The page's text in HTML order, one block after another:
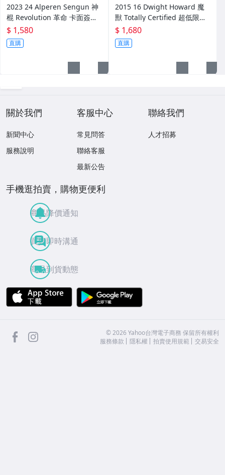
2023 24 Alperen Sengun 神
棍 Revolution 革命 卡面簽名
卡
$ 1,580
直購
2015 16 Dwight Howard 魔
獸 Totally Certified 超低限量
簽名卡 限10
$ 1,680
直購
關於我們
新聞中心
服務說明
客服中心
常見問答
聯絡客服
最新公告
聯絡我們
人才招募
手機逛拍賣，購物更便利
商品降價通知
買賣即時溝通
商品到貨動態
APP Store
facebook ©2026 Yahoo台灣電子商務 保留所有權利
服務條款
隱私權 拍賣使用規範 交易安全